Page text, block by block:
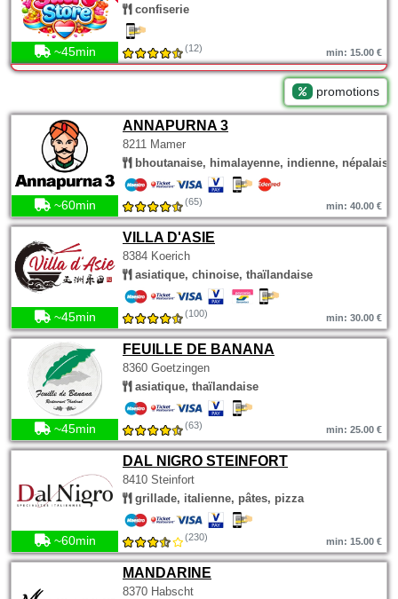
confiserie
~45min (12) min: 15.00 €
promotions
ANNAPURNA 3
8211 Mamer
bhoutanaise, himalayenne, indienne, népalaise
~60min (65) min: 40.00 €
VILLA D'ASIE
8384 Koerich
asiatique, chinoise, thaïlandaise
~45min (100) min: 30.00 €
FEUILLE DE BANANA
8360 Goetzingen
asiatique, thaïlandaise
~45min (63) min: 25.00 €
DAL NIGRO STEINFORT
8410 Steinfort
grillade, italienne, pâtes, pizza
~60min (230) min: 15.00 €
MANDARINE
8370 Habscht